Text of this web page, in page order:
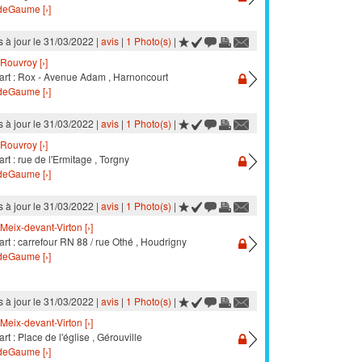
[›]
à jour le 31/03/2022 | avis| 1 Photo(s) |
Rouvroy [›]
: Rox - Avenue Adam , Harnoncourt
[›]
à jour le 31/03/2022 | avis| 1 Photo(s) |
Rouvroy [›]
: rue de l'Ermitage , Torgny
[›]
à jour le 31/03/2022 | avis| 1 Photo(s) |
Meix-devant-Virton [›]
: carrefour RN 88 / rue Othé , Houdrigny
[›]
à jour le 31/03/2022 | avis| 1 Photo(s) |
Meix-devant-Virton [›]
: Place de l'église , Gérouville
[›]